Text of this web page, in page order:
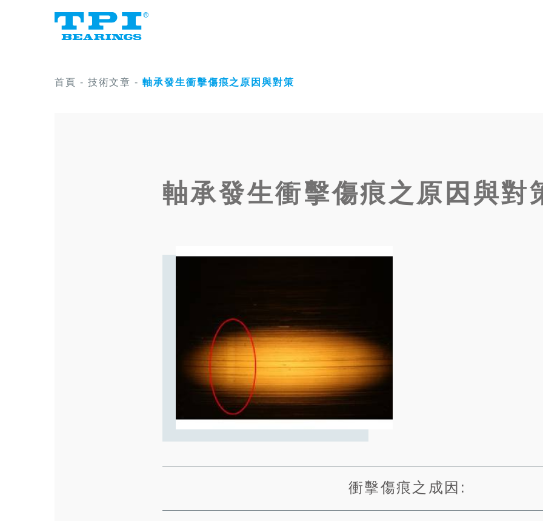
首頁 - 技術文章 -軸承發生衝擊傷痕之原因與對策
軸承發生衝擊傷痕之原因與對
衝擊傷痕之成因: